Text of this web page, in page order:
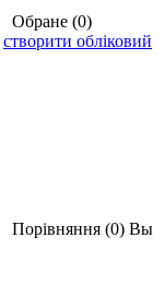
Обране (0)
створити обліковий
Порівняння (0) Вы